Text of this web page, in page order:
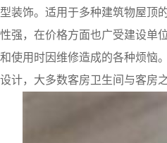
型装饰。适用于多种建筑物屋顶
性强，在价格方面也广受建设单
和使用时因维修造成的各种烦恼
设计，大多数客房卫生间与客房